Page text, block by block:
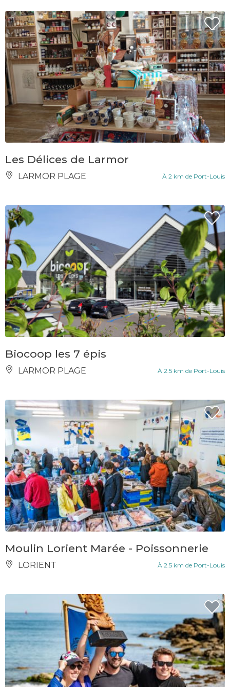
Les Délices de Larmor
LARMOR PLAGE À 2 km de Port-Louis
Biocoop les 7 épis
LARMOR PLAGE À 2.5 km de Port-Louis
Moulin Lorient Marée - Poissonnerie
LORIENT À 2.5 km de Port-Louis